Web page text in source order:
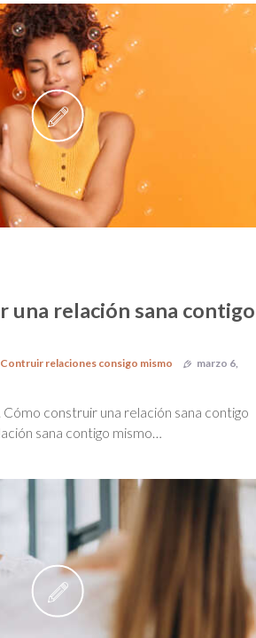
una relación sana contigo
Contruir relaciones consigo mismo
marzo 6,
construir una relación sana contigo
sana contigo mismo…